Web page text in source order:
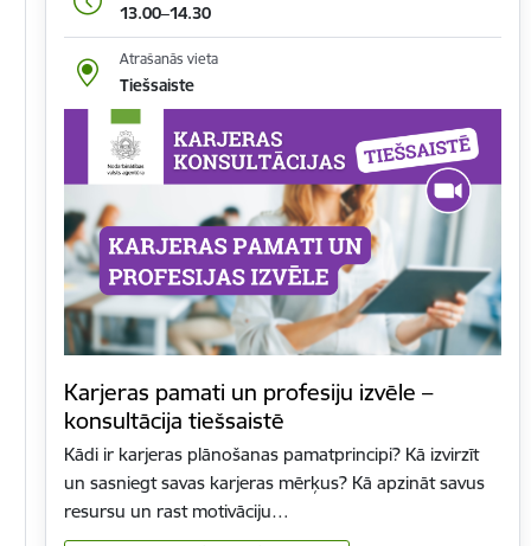
13.00–14.30
Atrašanās vieta
Tiešsaiste
Karjeras pamati un profesiju izvēle –
konsultācija tiešsaistē
Kādi ir karjeras plānošanas pamatprincipi? Kā izvirzīt
un sasniegt savas karjeras mērķus? Kā apzināt savus
resursu un rast motivāciju…